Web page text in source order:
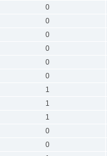
0
0
0
0
0
0
1
1
1
0
0